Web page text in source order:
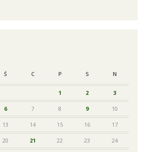
Ś C P S N
1 2 3
6 7 8 9 10
13 14 15 16 17
20 21 22 23 24